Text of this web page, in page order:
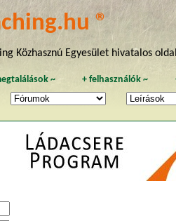
®
Közhasznú Egyesület hivatalos
~ +felhasználók ~